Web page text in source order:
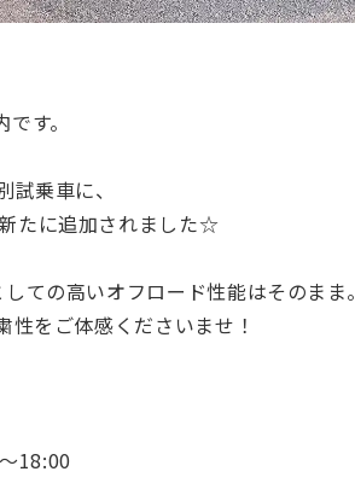
す。
乗車に、
たに追加されました☆
ての高いオフロード性能はそのまま。
性をご体感くださいませ！
18:00